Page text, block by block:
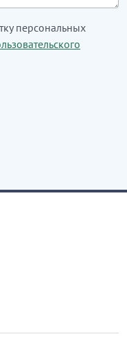
персональных